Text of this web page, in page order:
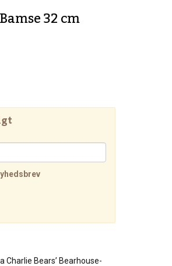
32 cm
Charlie Bears’ Bearhouse-